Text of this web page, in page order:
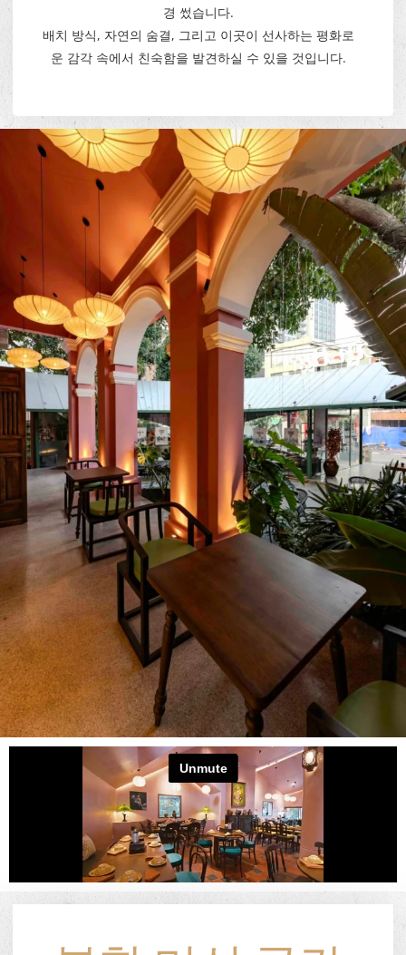
경 썼습니다.
배치 방식, 자연의 숨결, 그리고 이곳이 선사하는 평화로
운 감각 속에서 친숙함을 발견하실 수 있을 것입니다.